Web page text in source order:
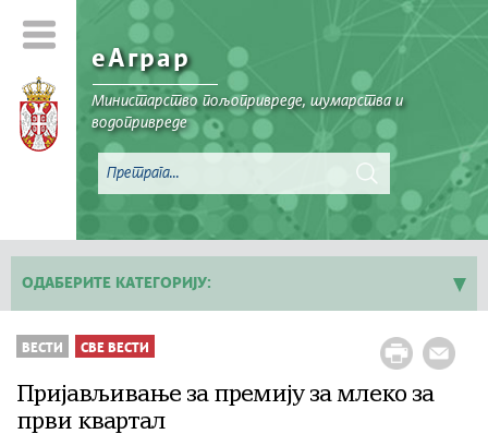
еАграр
Министарство пољопривреде, шумарства и
водопривреде
ОДАБЕРИТЕ КАТЕГОРИЈУ:
Све вести
ВЕСТИ СВЕ ВЕСТИ
Пријављивање за премију за млеко за
први квартал